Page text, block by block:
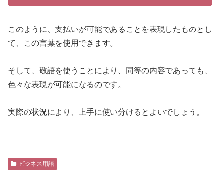
このように、支払いが可能であることを表現したものとし
て、この言葉を使用できます。
そして、敬語を使うことにより、同等の内容であっても、
色々な表現が可能になるのです。
実際の状況により、上手に使い分けるとよいでしょう。
ビジネス用語